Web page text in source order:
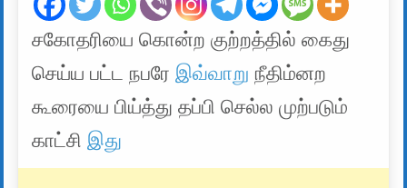
சகோதரியை கொன்ற குற்றத்தில் கைது
செய்ய பட்ட நபரேஇவ்வாறு நீதிம்னற
கூரையை பிய்த்து தப்பி செல்ல முற்படும்
காட்சிஇது